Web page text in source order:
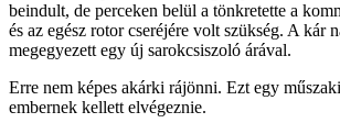
beindult, de perceken belül a tönkretette a
és az egész rotor cseréjére volt szükség. A kár
megegyezett egy új sarokcsiszoló árával.
Erre nem képes akárki rájönni. Ezt egy
embernek kellett elvégeznie.